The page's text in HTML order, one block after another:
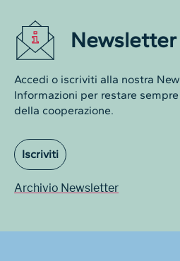
Newsletter
Accedi o iscriviti alla nostra
Informazioni per restare
della cooperazione.
Iscriviti
Archivio Newsletter